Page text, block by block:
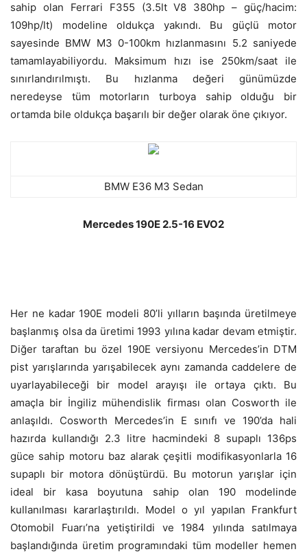
sahip olan Ferrari F355 (3.5lt V8 380hp – güç/hacim:
109hp/lt) modeline oldukça yakındı. Bu güçlü motor
sayesinde BMW M3 0-100km hızlanmasını 5.2 saniyede
tamamlayabiliyordu. Maksimum hızı ise 250km/saat ile
sınırlandırılmıştı. Bu hızlanma değeri günümüzde
neredeyse tüm motorların turboya sahip olduğu bir
ortamda bile oldukça başarılı bir değer olarak öne çıkıyor.
BMW E36 M3 Sedan
Mercedes 190E 2.5-16 EVO2
Her ne kadar 190E modeli 80’li yılların başında üretilmeye
başlanmış olsa da üretimi 1993 yılına kadar devam etmiştir.
Diğer taraftan bu özel 190E versiyonu Mercedes’in DTM
pist yarışlarında yarışabilecek aynı zamanda caddelere de
uyarlayabileceği bir model arayışı ile ortaya çıktı. Bu
amaçla bir İngiliz mühendislik firması olan Cosworth ile
anlaşıldı. Cosworth Mercedes’in E sınıfı ve 190’da hali
hazırda kullandığı 2.3 litre hacmindeki 8 supaplı 136ps
güce sahip motoru baz alarak çeşitli modifikasyonlarla 16
supaplı bir motora dönüştürdü. Bu motorun yarışlar için
ideal bir kasa boyutuna sahip olan 190 modelinde
kullanılması kararlaştırıldı. Model o yıl yapılan Frankfurt
Otomobil Fuarı’na yetiştirildi ve 1984 yılında satılmaya
başlandığında üretim programındaki tüm modeller hemen